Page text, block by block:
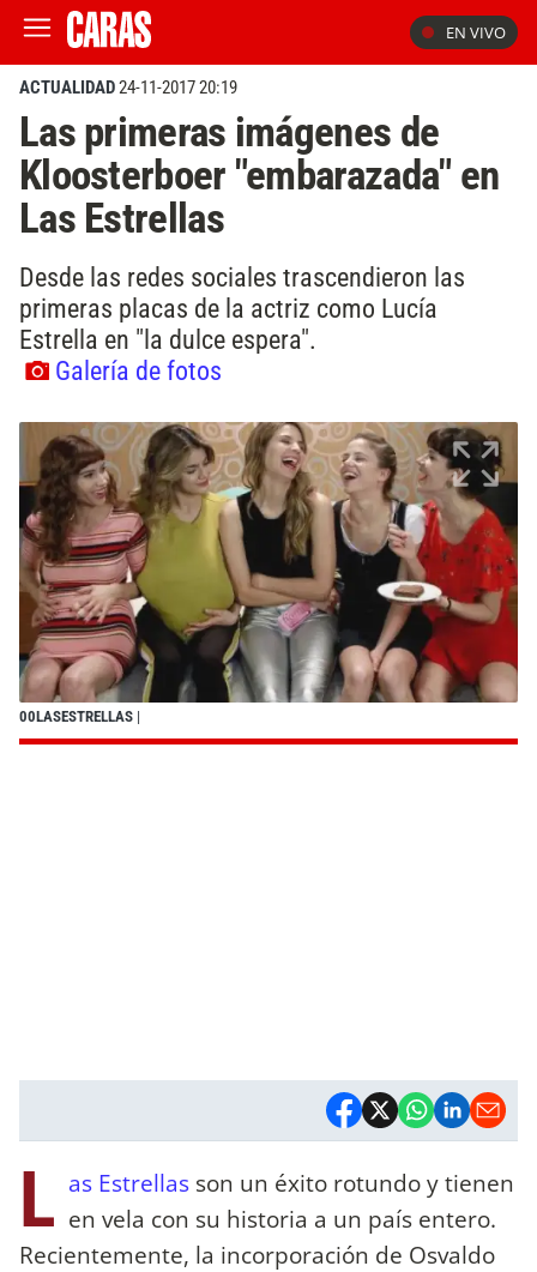
EN VIVO
ACTUALIDAD24-11-2017 20:19
Las primeras imágenes de
Kloosterboer "embarazada" en
Las Estrellas
Desde las redes sociales trascendieron las
primeras placas de la actriz como Lucía
Estrella en "la dulce espera".
Galería de fotos
00LASESTRELLAS |
L as Estrellas son un éxito rotundo y tienen
en vela con su historia a un país entero.
Recientemente, la incorporación de Osvaldo